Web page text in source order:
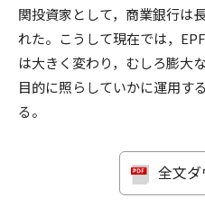
関投資家として，商業銀行は
れた。こうして現在では，
は大きく変わり，むしろ膨大
目的に照らしていかに運用す
る。
全文